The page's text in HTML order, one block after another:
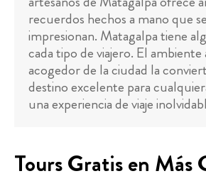
recuerdos hechos a mano que
impresionan. Matagalpa tiene
cada tipo de viajero. El
acogedor de la ciudad la
destino excelente para
una experiencia de viaje
Tours Gratis en Más